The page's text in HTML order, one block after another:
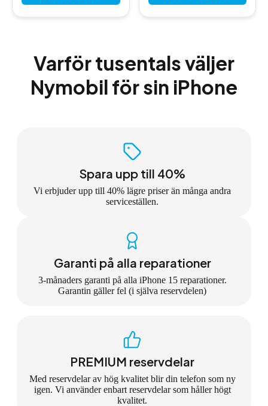
Varför tusentals väljer
Nymobil för sin iPhone
Spara upp till 40%
Vi erbjuder upp till 40% lägre priser än många andra
serviceställen.
Garanti på alla reparationer
3-månaders garanti på alla iPhone 15 reparationer.
Garantin gäller fel (i själva reservdelen)
PREMIUM reservdelar
Med reservdelar av hög kvalitet blir din telefon som ny
igen. Vi använder enbart reservdelar som håller högt
kvalitet.